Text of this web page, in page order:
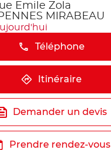
Emile Zola
PENNES MIRABEAU
Téléphone
Itinéraire
Demander un devis
Prendre rendez-vous